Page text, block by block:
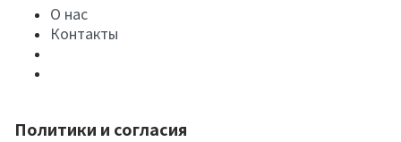
О нас
Контакты
Политики и согласия